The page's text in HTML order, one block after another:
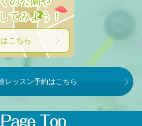
てみよう！
こちら
レッスン予約はこちら